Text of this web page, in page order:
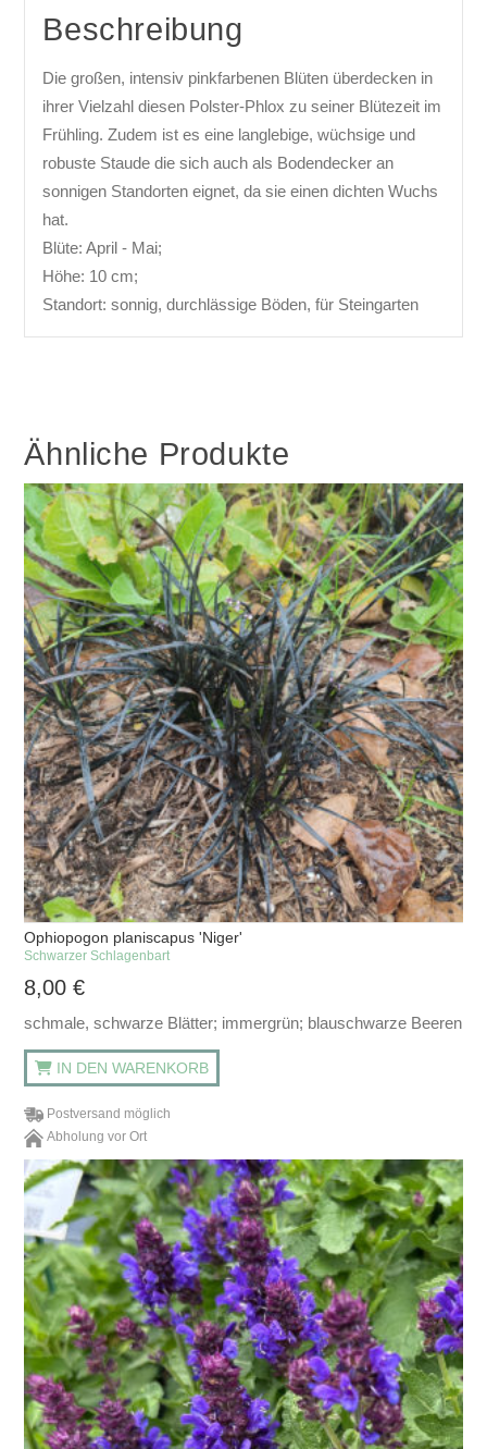
Beschreibung
Die großen, intensiv pinkfarbenen Blüten überdecken in
ihrer Vielzahl diesen Polster-Phlox zu seiner Blütezeit im
Frühling. Zudem ist es eine langlebige, wüchsige und
robuste Staude die sich auch als Bodendecker an
sonnigen Standorten eignet, da sie einen dichten Wuchs
hat.
Blüte: April - Mai;
Höhe: 10 cm;
Standort: sonnig, durchlässige Böden, für Steingarten
Ähnliche Produkte
Ophiopogon planiscapus 'Niger'
Schwarzer Schlagenbart
8,00€
schmale, schwarze Blätter; immergrün; blauschwarze Beeren
IN DEN WARENKORB
Postversand möglich
Abholung vor Ort